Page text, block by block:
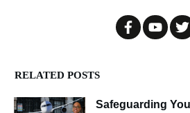
RELATED POSTS
Safeguarding